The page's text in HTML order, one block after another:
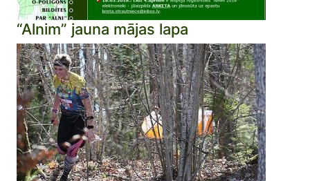
“Alnim” jauna mājas lapa